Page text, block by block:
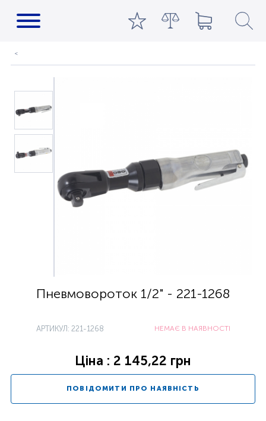
Пневмовороток 1/2" - 221-1268
АРТИКУЛ: 221-1268 НЕМАЄ В НАЯВНОСТІ
Ціна : 2 145,22 грн
ПОВІДОМИТИ ПРО НАЯВНІСТЬ